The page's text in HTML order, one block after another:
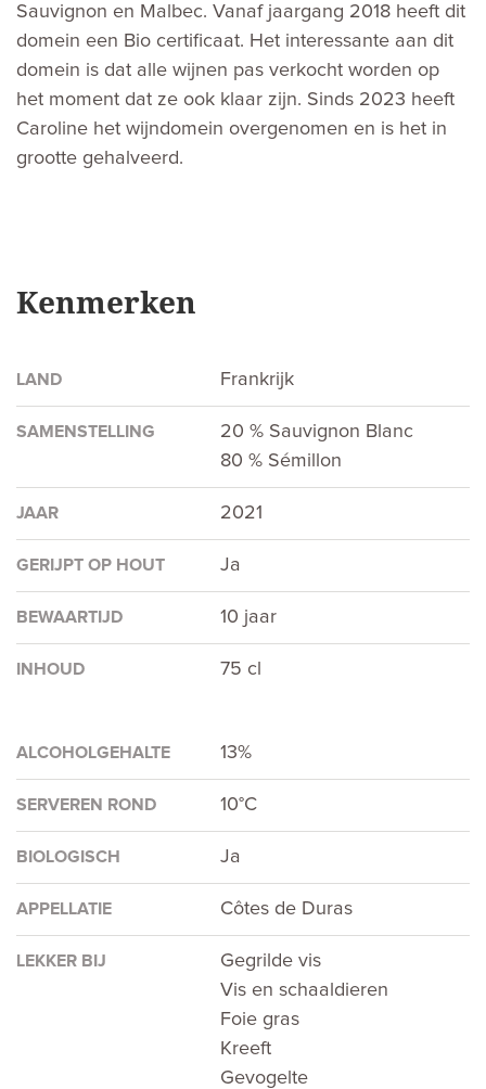
Sauvignon en Malbec. Vanaf jaargang 2018 heeft dit
domein een Bio certificaat. Het interessante aan dit
domein is dat alle wijnen pas verkocht worden op
het moment dat ze ook klaar zijn. Sinds 2023 heeft
Caroline het wijndomein overgenomen en is het in
grootte gehalveerd.
Kenmerken
LAND Frankrijk
SAMENSTELLING
20 % Sauvignon Blanc
80 % Sémillon
JAAR 2021
GERIJPT OP HOUT Ja
BEWAARTIJD 10 jaar
INHOUD 75 cl
ALCOHOLGEHALTE 13%
SERVEREN ROND 10°C
BIOLOGISCH Ja
APPELLATIE Côtes de Duras
LEKKER BIJ
Gegrilde vis
Vis en schaaldieren
Foie gras
Kreeft
Gevogelte